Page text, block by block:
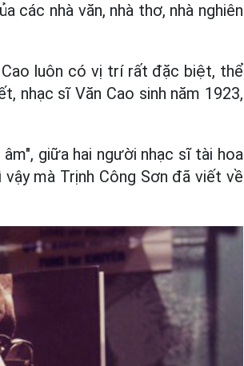
các nhà văn, nhà thơ, nhà nghiên
luôn có vị trí rất đặc biệt, thể
nhạc sĩ Văn Cao sinh năm 1923,
giữa hai người nhạc sĩ tài hoa
mà Trịnh Công Sơn đã viết về